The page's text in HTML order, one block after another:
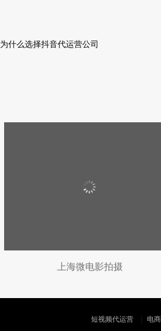
为什么选择抖音代运营公司
上海微电影拍摄
短视频代运营 电